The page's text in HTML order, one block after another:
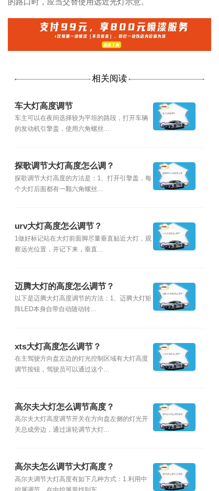
相关阅读
车大灯高度调节
车主可以在夜间选择较为平坦的路段，打开车辆
的发动机引擎盖，使用六角螺丝...
探歌调节大灯高度怎么调？
探歌调节大灯高度的方法是：1、打开引擎盖，每
个大灯后面都有一颗六角螺丝...
urv大灯高度怎么调节？
1做好标记站在大灯前面脚尽量垂直贴近大灯，观
察远光位置，并记下来，垂直...
迈腾大灯的高度怎么调节？
以下是迈腾大灯高度调节的方法：1、迈腾大灯矩
阵LED本身自带自动随动转...
xts大灯高度怎么调节？
在主驾驶方向盘左边的灯光控制区域有大灯高度
调节按钮，驾驶员可以通过这个...
高尔夫大灯怎么调节高度？
高尔夫大灯高度调节开关在方向盘左侧的灯光开
关总成旁边，通过滚轮调节大灯...
高尔夫怎么调节大灯高度？
高尔夫调节大灯高度有如下几种方式：1.利用中